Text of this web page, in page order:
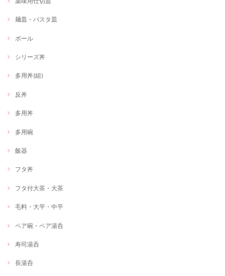
麺皿・パスタ皿
ボール
シリーズ丼
多用丼(組)
反丼
多用丼
多用碗
飯器
フタ丼
フタ付大茶・大茶
毛料・大平・中平
ペア碗・ペア湯呑
寿司湯呑
長湯呑